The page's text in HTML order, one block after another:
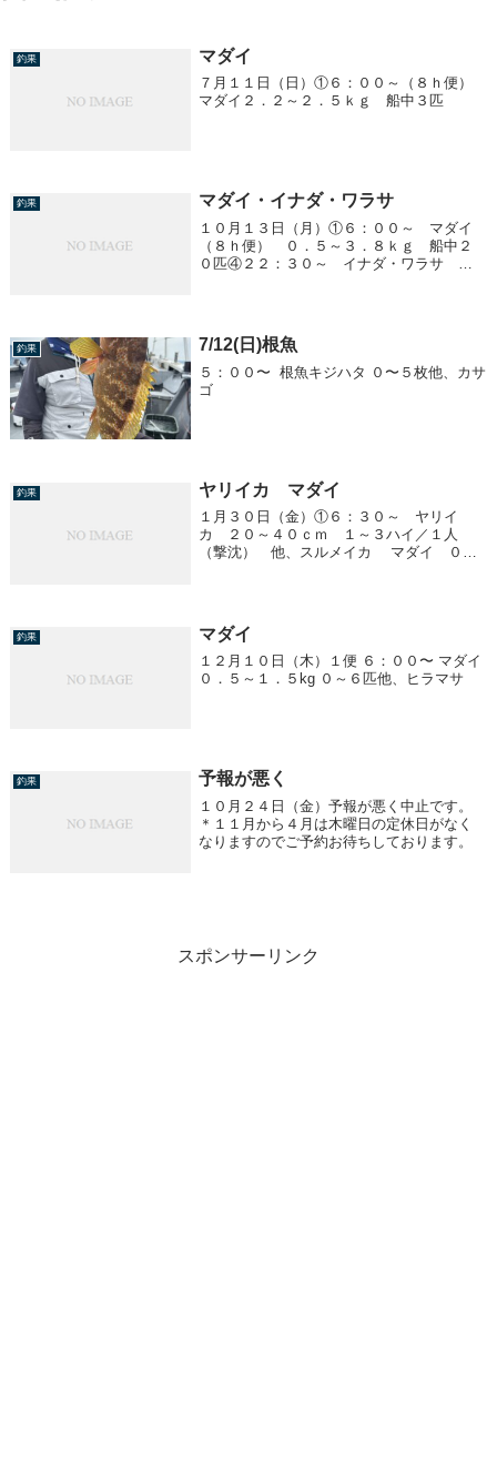
釣果 マダイ
７月１１日（日）①６：００～（８ｈ便）
マダイ２．２～２．５ｋｇ 船中３匹
釣果 マダイ・イナダ・ワラサ
１０月１３日（月）①６：００～ マダイ
（８ｈ便） ０．５～３．８ｋｇ 船中２
０匹④２２：３０～ イナダ・ワラサ
釣果 7/12(日)根魚
５：００〜 根魚キジハタ ０〜５枚他、カサ
ゴ
釣果 ヤリイカ マダイ
１月３０日（金）①６：３０～ ヤリイ
カ ２０～４０ｃｍ １～３ハイ／１人
（撃沈） 他、スルメイカ マダイ ０．
釣果 マダイ
１２月１０日（木）１便 ６：００〜 マダイ
０．５～１．５kg ０～６匹他、ヒラマサ
釣果 予報が悪く
１０月２４日（金）予報が悪く中止です。
＊１１月から４月は木曜日の定休日がなく
なりますのでご予約お待ちしております。
スポンサーリンク